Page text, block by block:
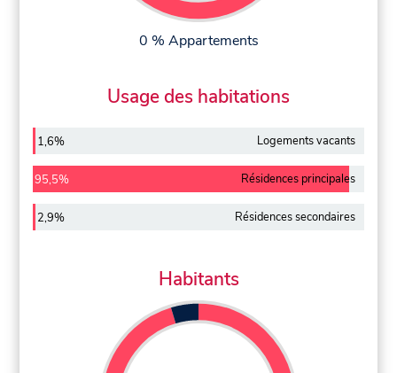
0 % Appartements
Usage des habitations
1,6% Logements vacants
95,5% Résidences principales
2,9% Résidences secondaires
Habitants